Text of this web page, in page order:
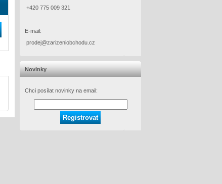
+420 775 009 321
E-mail:
prodej@zarizeniobchodu.cz
Novinky
Chci posílat novinky na email: